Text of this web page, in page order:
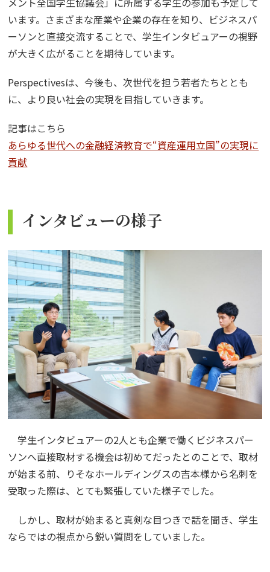
います。さまざまな産業や企業の存在を知り、ビジネスパ
ーソンと直接交流することで、学生インタビュアーの視野
が大きく広がることを期待しています。
Perspectivesは、今後も、次世代を担う若者たちととも
に、より良い社会の実現を目指していきます。
記事はこちら
あらゆる世代への金融経済教育で“資産運用立国”の実現に
貢献
インタビューの様子
学生インタビュアーの2人とも企業で働くビジネスパー
ソンへ直接取材する機会は初めてだったとのことで、取材
が始まる前、りそなホールディングスの吉本様から名刺を
受取った際は、とても緊張していた様子でした。
しかし、取材が始まると真剣な目つきで話を聞き、学生
ならではの視点から鋭い質問をしていました。